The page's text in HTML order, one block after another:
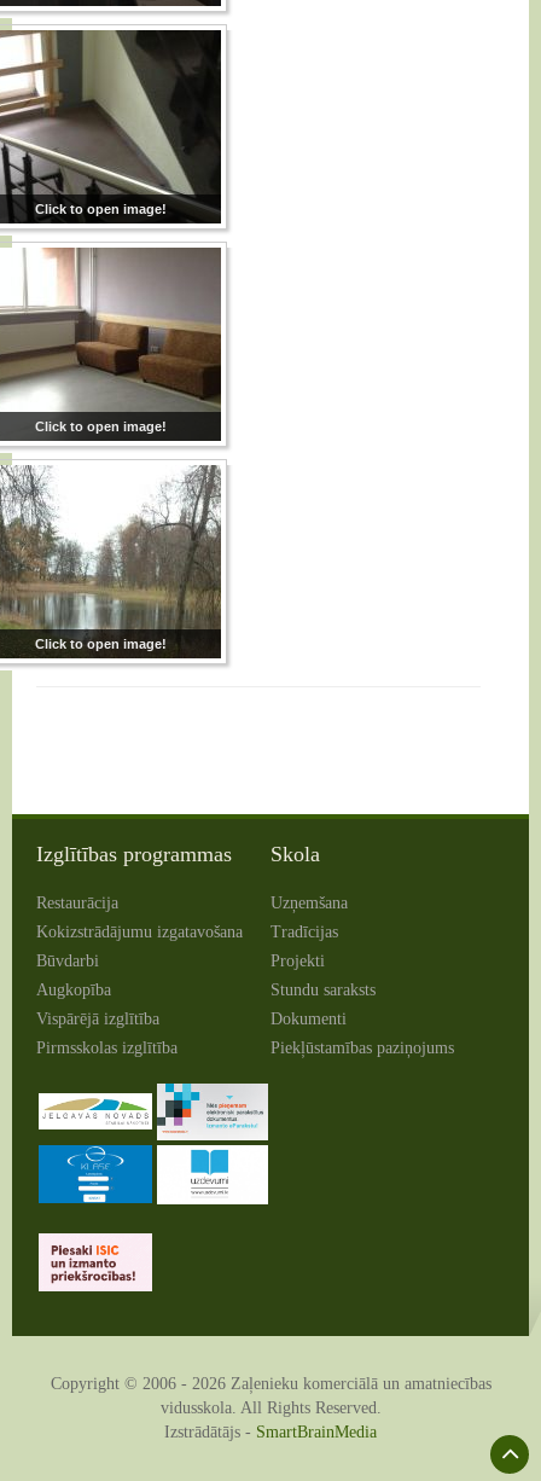
Click to open image!
Click to open image!
Click to open image!
Izglītības programmas
Restaurācija
Kokizstrādājumu izgatavošana
Būvdarbi
Augkopība
Vispārējā izglītība
Pirmsskolas izglītība
Skola
Uzņemšana
Tradīcijas
Projekti
Stundu saraksts
Dokumenti
Piekļūstamības paziņojums
Copyright © 2006 - 2026 Zaļenieku komerciālā un amatniecības
vidusskola. All Rights Reserved.
Izstrādātājs - SmartBrainMedia